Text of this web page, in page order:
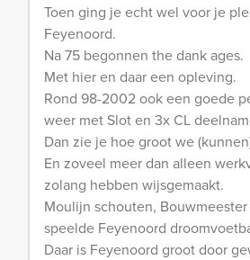
Toen ging je echt wel voor je
Feyenoord.
Na 75 begonnen the dank ages.
Met hier en daar een opleving.
Rond 98-2002 ook een goede
weer met Slot en 3x CL
Dan zie je hoe groot we
En zoveel meer dan alleen
zolang hebben wijsgemaakt.
Moulijn schouten, Bouwmeester
speelde Feyenoord
Daar is Feyenoord groot door